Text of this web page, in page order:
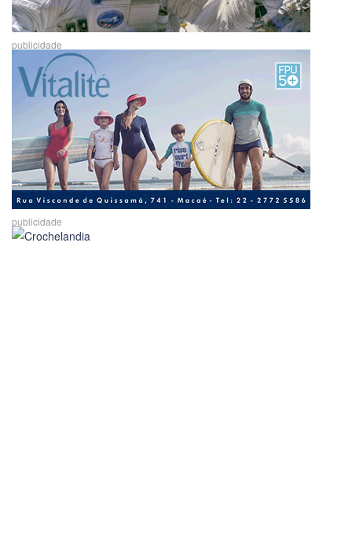
publicidade
publicidade